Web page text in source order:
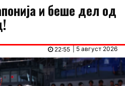
и беше дел од
| 5 август 2026
22:55